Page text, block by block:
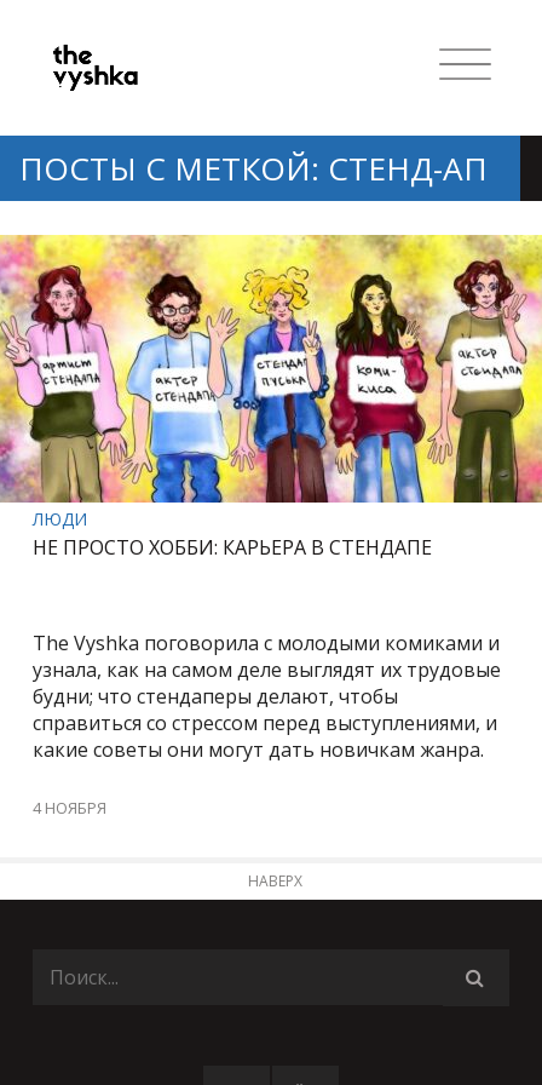
ПОСТЫ С МЕТКОЙ: СТЕНД-АП
ЛЮДИ
НЕ ПРОСТО ХОББИ: КАРЬЕРА В СТЕНДАПЕ
The Vyshka поговорила с молодыми комиками и
узнала, как на самом деле выглядят их трудовые
будни; что стендаперы делают, чтобы
справиться со стрессом перед выступлениями, и
какие советы они могут дать новичкам жанра.
4 НОЯБРЯ
НАВЕРХ